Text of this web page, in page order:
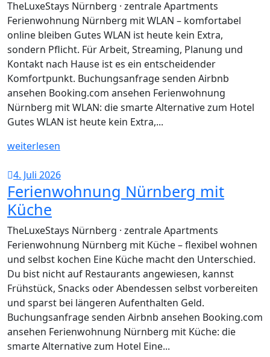
TheLuxeStays Nürnberg · zentrale Apartments
Ferienwohnung Nürnberg mit WLAN – komfortabel
online bleiben Gutes WLAN ist heute kein Extra,
sondern Pflicht. Für Arbeit, Streaming, Planung und
Kontakt nach Hause ist es ein entscheidender
Komfortpunkt. Buchungsanfrage senden Airbnb
ansehen Booking.com ansehen Ferienwohnung
Nürnberg mit WLAN: die smarte Alternative zum Hotel
Gutes WLAN ist heute kein Extra,...
weiterlesen
4. Juli 2026
Ferienwohnung Nürnberg mit
Küche
TheLuxeStays Nürnberg · zentrale Apartments
Ferienwohnung Nürnberg mit Küche – flexibel wohnen
und selbst kochen Eine Küche macht den Unterschied.
Du bist nicht auf Restaurants angewiesen, kannst
Frühstück, Snacks oder Abendessen selbst vorbereiten
und sparst bei längeren Aufenthalten Geld.
Buchungsanfrage senden Airbnb ansehen Booking.com
ansehen Ferienwohnung Nürnberg mit Küche: die
smarte Alternative zum Hotel Eine...